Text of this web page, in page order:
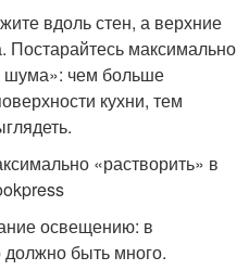
вдоль стен, а верхние
Постарайтесь максимально
шума»: чем больше
кухни, тем
«растворить» в
освещению: в
быть много.